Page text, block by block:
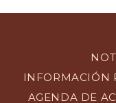
INFORMACIÓN
AGENDA DE